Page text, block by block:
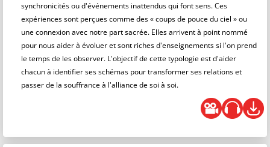
synchronicités ou d'événements inattendus qui font sens. Ces
expériences sont perçues comme des « coups de pouce du ciel » ou
une connexion avec notre part sacrée. Elles arrivent à point nommé
pour nous aider à évoluer et sont riches d'enseignements si l'on prend
le temps de les observer. L'objectif de cette typologie est d'aider
chacun à identifier ses schémas pour transformer ses relations et
passer de la souffrance à l'alliance de soi à soi.